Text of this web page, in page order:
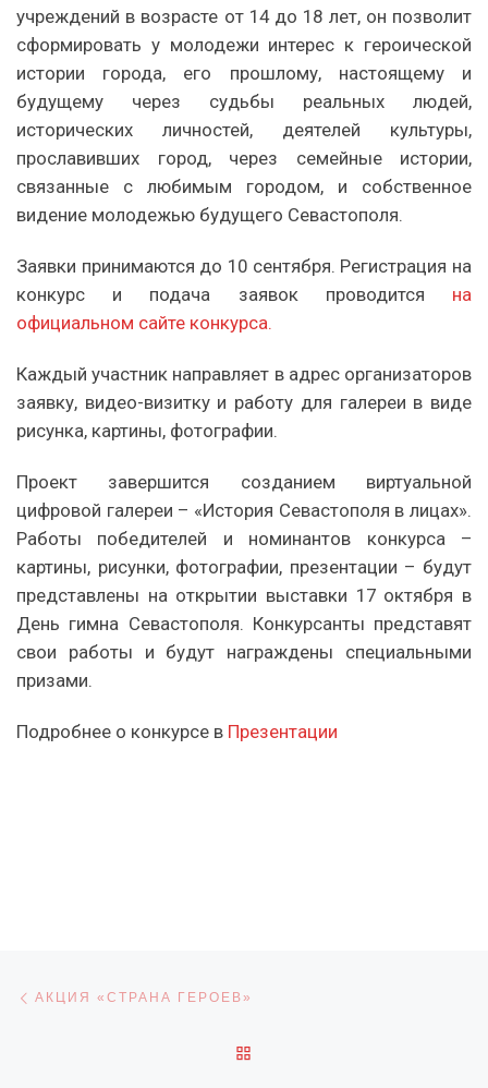
учреждений в возрасте от 14 до 18 лет, он позволит
сформировать у молодежи интерес к героической
истории города, его прошлому, настоящему и
будущему через судьбы реальных людей,
исторических личностей, деятелей культуры,
прославивших город, через семейные истории,
связанные с любимым городом, и собственное
видение молодежью будущего Севастополя.
Заявки принимаются до 10 сентября. Регистрация на
конкурс и подача заявок проводится на
официальном сайте конкурса.
Каждый участник направляет в адрес организаторов
заявку, видео-визитку и работу для галереи в виде
рисунка, картины, фотографии.
Проект завершится созданием виртуальной
цифровой галереи – «История Севастополя в лицах».
Работы победителей и номинантов конкурса –
картины, рисунки, фотографии, презентации – будут
представлены на открытии выставки 17 октября в
День гимна Севастополя. Конкурсанты представят
свои работы и будут награждены специальными
призами.
Подробнее о конкурсе в Презентации
Навигация по записям
АКЦИЯ «СТРАНА ГЕРОЕВ»